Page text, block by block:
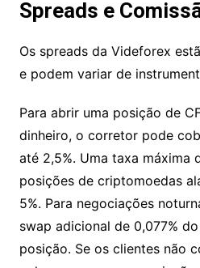
GBP/USD.
Spreads e
Os spreads da Videforex
flutuações e podem variar
instrumento.
Para abrir uma posição de
em dinheiro, o corretor pode
comissão de até 2,5%. Uma
comissão para posições de